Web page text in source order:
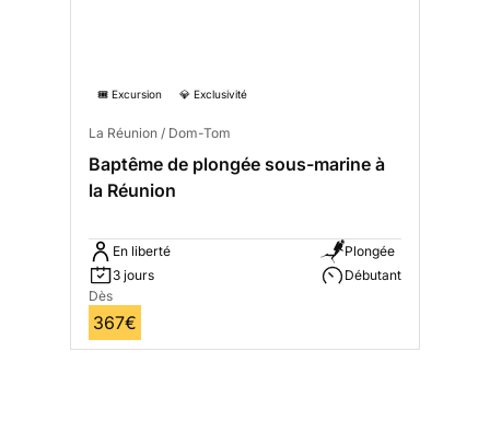
🎟️ Excursion 💎 Exclusivité
La Réunion / Dom-Tom
Baptême de plongée sous-marine à
la Réunion
En liberté
3 jours
Plongée
Débutant
Dès
367€